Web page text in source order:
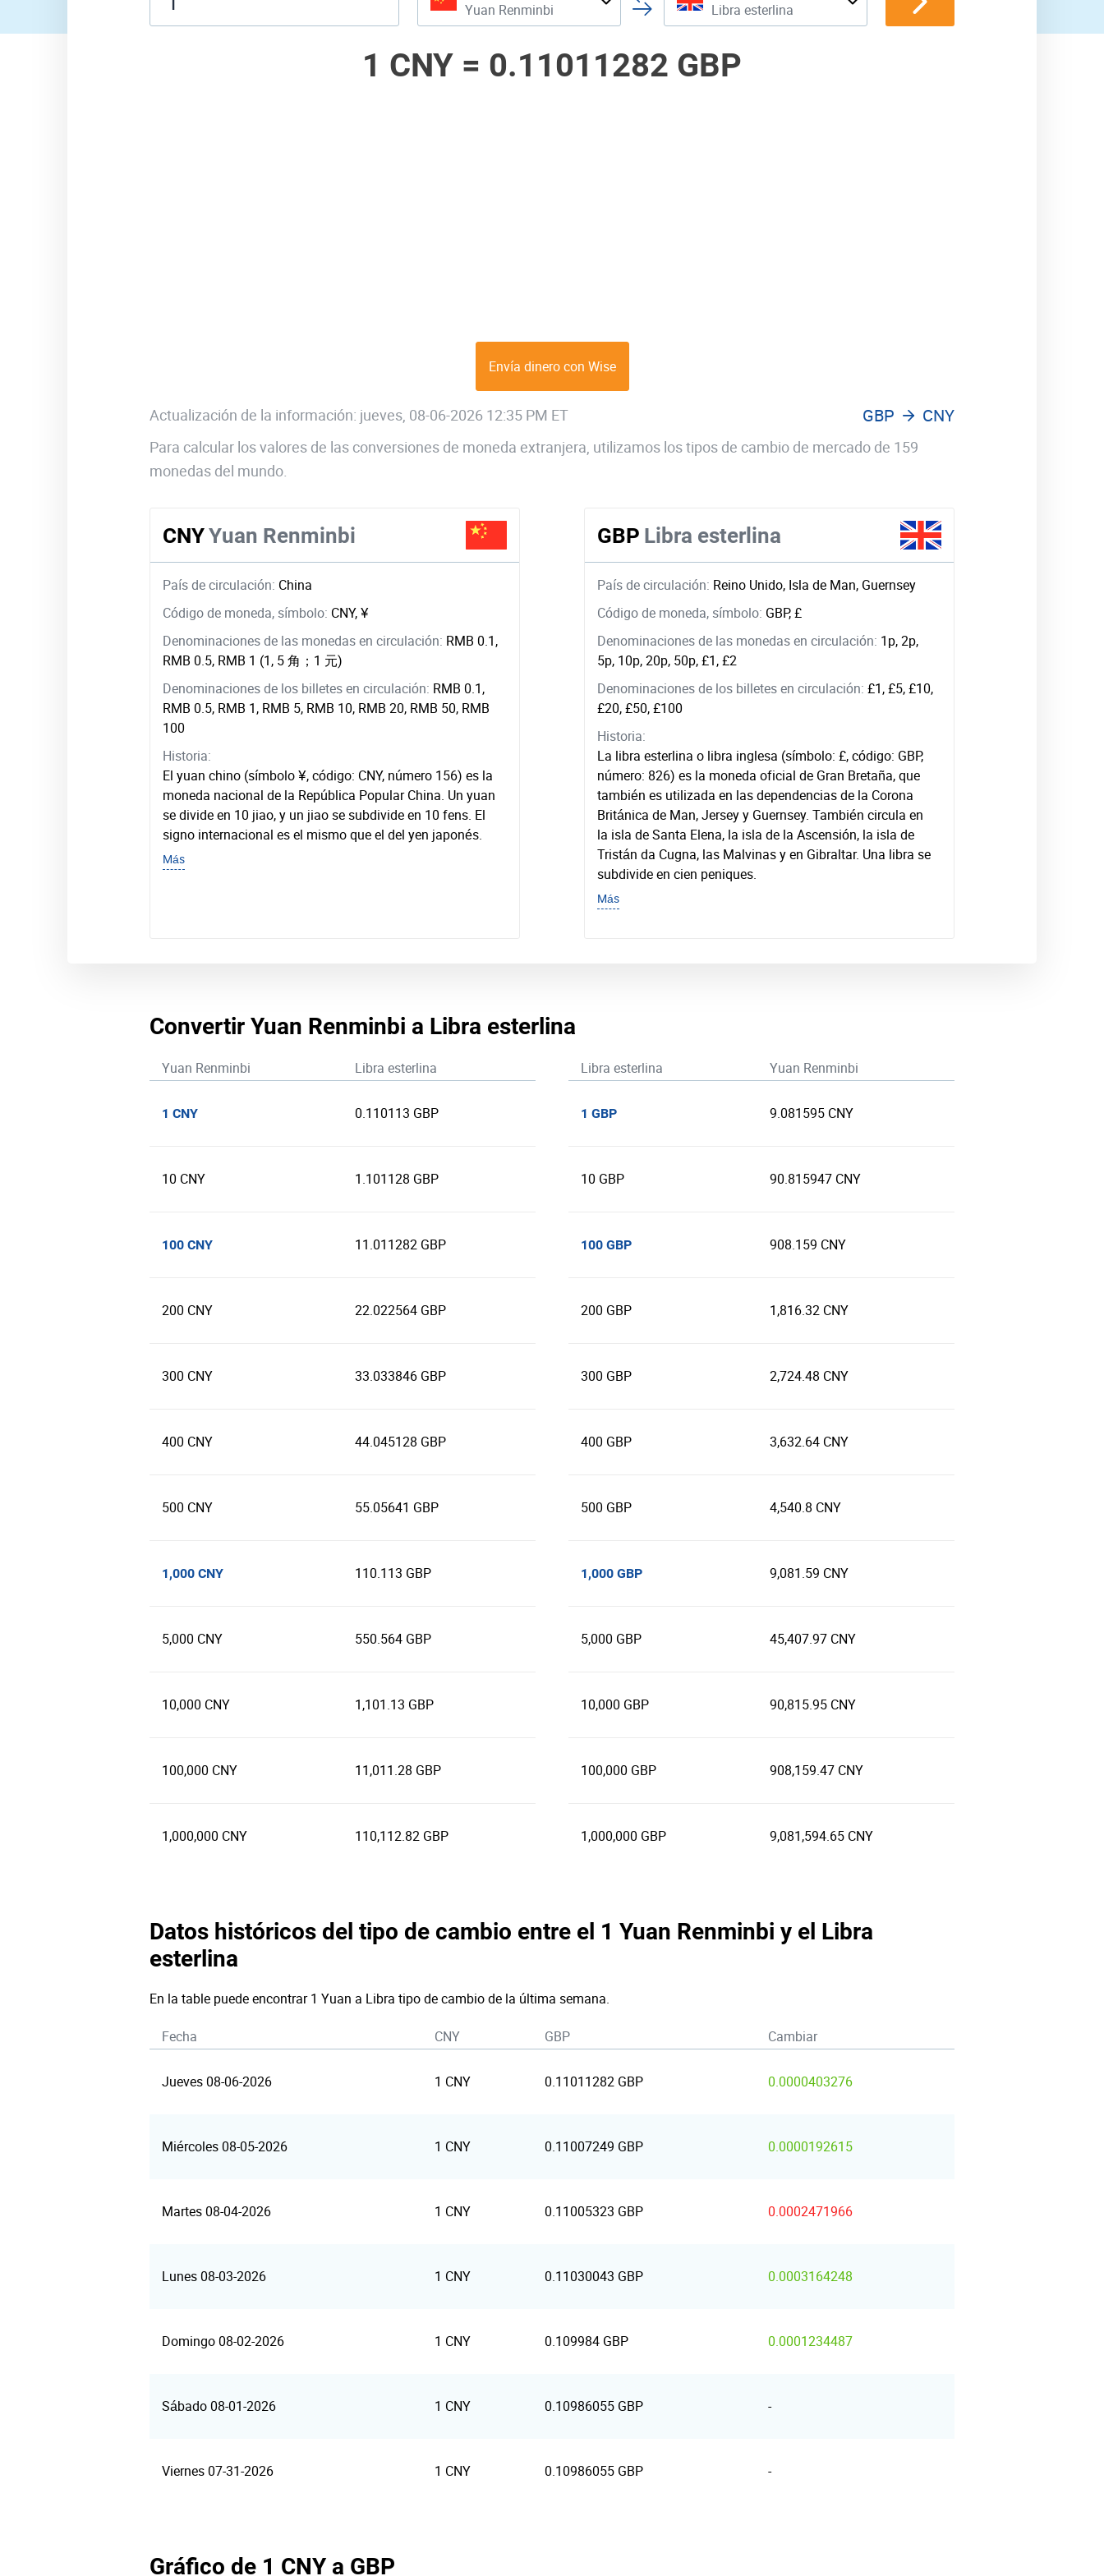
Yuan Renminbi Libra esterlina
1 CNY = 0.11011282 GBP
Envía dinero con Wise
Actualización de la información: jueves, 08-06-2026 12:35 PM ET GBP CNY
Para calcular los valores de las conversiones de moneda extranjera, utilizamos los tipos de cambio de mercado de 159
monedas del mundo.
CNYYuan Renminbi
País de circulación: China
Código de moneda, símbolo: CNY, ¥
Denominaciones de las monedas en circulación: RMB 0.1,
RMB 0.5, RMB 1 (1, 5 角；1 元)
Denominaciones de los billetes en circulación: RMB 0.1,
RMB 0.5, RMB 1, RMB 5, RMB 10, RMB 20, RMB 50, RMB
100
Historia:
El yuan chino (símbolo ¥, código: CNY, número 156) es la
moneda nacional de la República Popular China. Un yuan
se divide en 10 jiao, y un jiao se subdivide en 10 fens. El
signo internacional es el mismo que el del yen japonés.
Más
GBP Libra esterlina
País de circulación: Reino Unido, Isla de Man, Guernsey
Código de moneda, símbolo: GBP, £
Denominaciones de las monedas en circulación: 1p, 2p,
5p, 10p, 20p, 50p, £1, £2
Denominaciones de los billetes en circulación:£1, £5, £10,
£20, £50, £100
Historia:
La libra esterlina o libra inglesa (símbolo: £, código: GBP,
número: 826) es la moneda oficial de Gran Bretaña, que
también es utilizada en las dependencias de la Corona
Británica de Man, Jersey y Guernsey. También circula en
la isla de Santa Elena, la isla de la Ascensión, la isla de
Tristán da Cugna, las Malvinas y en Gibraltar. Una libra se
subdivide en cien peniques.
Más
Convertir Yuan Renminbi a Libra esterlina
Yuan Renminbi Libra esterlina
1 CNY 0.110113 GBP
10 CNY 1.101128 GBP
100 CNY 11.011282 GBP
200 CNY 22.022564 GBP
300 CNY 33.033846 GBP
400 CNY 44.045128 GBP
500 CNY 55.05641 GBP
1,000 CNY 110.113 GBP
5,000 CNY 550.564 GBP
10,000 CNY 1,101.13 GBP
100,000 CNY 11,011.28 GBP
1,000,000 CNY 110,112.82 GBP
Libra esterlina Yuan Renminbi
1 GBP 9.081595 CNY
10 GBP 90.815947 CNY
100 GBP 908.159 CNY
200 GBP 1,816.32 CNY
300 GBP 2,724.48 CNY
400 GBP 3,632.64 CNY
500 GBP 4,540.8 CNY
1,000 GBP 9,081.59 CNY
5,000 GBP 45,407.97 CNY
10,000 GBP 90,815.95 CNY
100,000 GBP 908,159.47 CNY
1,000,000 GBP 9,081,594.65 CNY
Datos históricos del tipo de cambio entre el 1 Yuan Renminbi y el Libra
esterlina
En la table puede encontrar 1 Yuan a Libra tipo de cambio de la última semana.
Fecha CNY GBP Cambiar
Jueves 08-06-2026 1 CNY 0.11011282 GBP 0.0000403276
Miércoles 08-05-2026 1 CNY 0.11007249 GBP 0.0000192615
Martes 08-04-2026 1 CNY 0.11005323 GBP 0.0002471966
Lunes 08-03-2026 1 CNY 0.11030043 GBP 0.0003164248
Domingo 08-02-2026 1 CNY 0.109984 GBP 0.0001234487
Sábado 08-01-2026 1 CNY 0.10986055 GBP -
Viernes 07-31-2026 1 CNY 0.10986055 GBP -
Gráfico de 1 CNY a GBP